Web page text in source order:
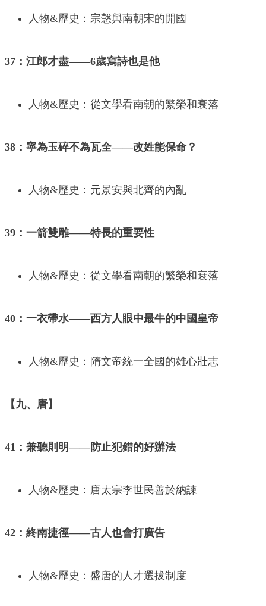
人物&歷史：宗愨與南朝宋的開國
37：江郎才盡——6歲寫詩也是他
人物&歷史：從文學看南朝的繁榮和衰落
38：寧為玉碎不為瓦全——改姓能保命？
人物&歷史：元景安與北齊的內亂
39：一箭雙雕——特長的重要性
人物&歷史：從文學看南朝的繁榮和衰落
40：一衣帶水——西方人眼中最牛的中國皇帝
人物&歷史：隋文帝統一全國的雄心壯志
【九、唐】
41：兼聽則明——防止犯錯的好辦法
人物&歷史：唐太宗李世民善於納諫
42：終南捷徑——古人也會打廣告
人物&歷史：盛唐的人才選拔制度